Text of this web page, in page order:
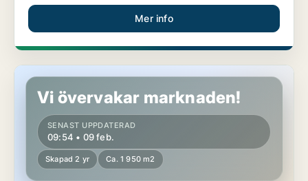
Mer info
Butikslokal i Säffle
Vi övervakar marknaden!
SENAST UPPDATERAD
09:54 • 09 feb.
Skapad 2 yr Ca. 1 950 m2